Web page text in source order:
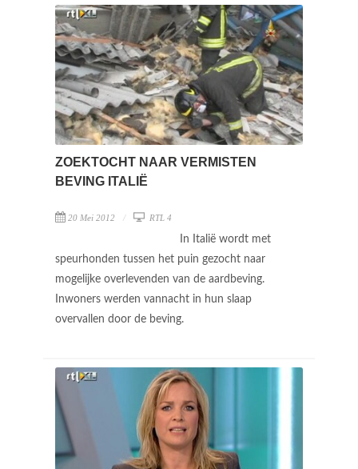
ZOEKTOCHT NAAR VERMISTEN
BEVING ITALIË
20 Mei 2012 RTL 4
In Italië wordt met
speurhonden tussen het puin gezocht naar
mogelijke overlevenden van de aardbeving.
Inwoners werden vannacht in hun slaap
overvallen door de beving.